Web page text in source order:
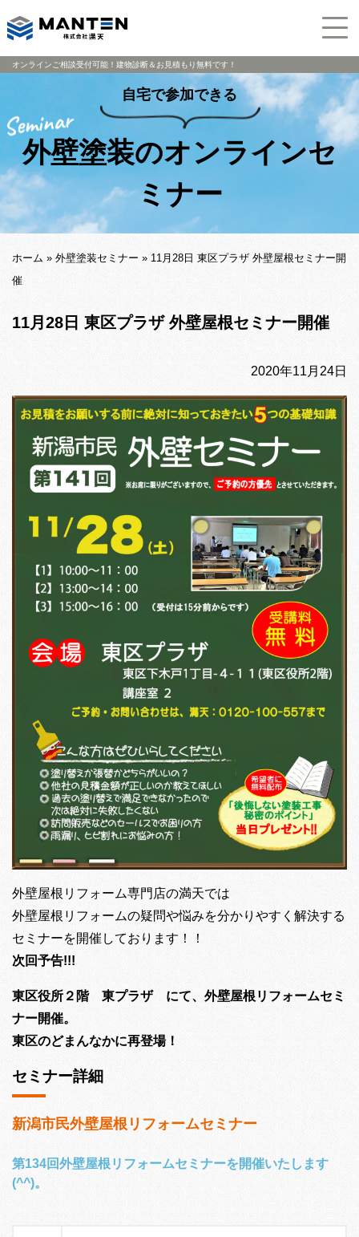
オンラインご相談受付可能！建物診断＆お見積もり無料です！
自宅で参加できる
外壁塗装のオンラインセ
ミナー
ホーム » 外壁塗装セミナー » 11月28日 東区プラザ 外壁屋根セミナー開
催
11月28日 東区プラザ 外壁屋根セミナー開催
2020年11月24日
外壁屋根リフォーム専門店の満天では
外壁屋根リフォームの疑問や悩みを分かりやすく解決する
セミナーを開催しております！！
次回予告!!!
東区役所２階 東プラザ にて、外壁屋根リフォームセミ
ナー開催。
東区のどまんなかに再登場！
セミナー詳細
新潟市民外壁屋根リフォームセミナー
第134回外壁屋根リフォームセミナーを開催いたします
(^^)。